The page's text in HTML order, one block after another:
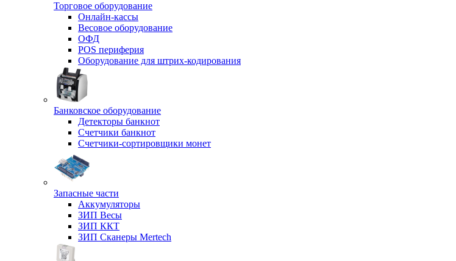
Торговое оборудование
Онлайн-кассы
Весовое оборудование
ОФД
POS периферия
Оборудование для штрих-кодирования
Банковское оборудование
Детекторы банкнот
Счетчики банкнот
Счетчики-сортировщики монет
Запасные части
Аккумуляторы
ЗИП Весы
ЗИП ККТ
ЗИП Сканеры Mertech